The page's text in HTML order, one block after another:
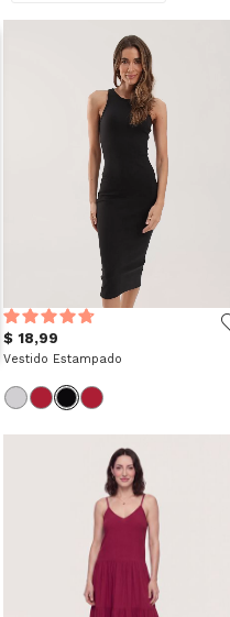
$ 18,99
Vestido Estampado